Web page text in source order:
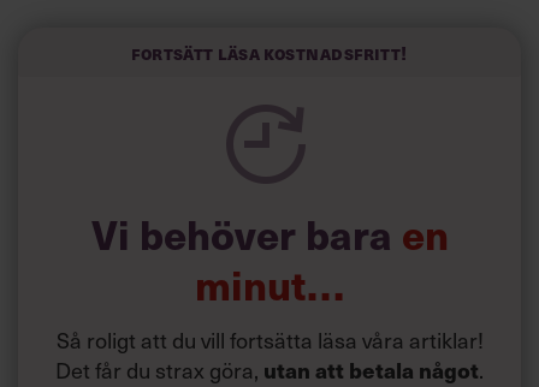
och höjt arbetsglädjen på Google:
Fortsätt läsa kostnadsfritt!
Vi behöver bara en
minut…
Så roligt att du vill fortsätta läsa våra artiklar!
Det får du strax göra, utan att betala något.